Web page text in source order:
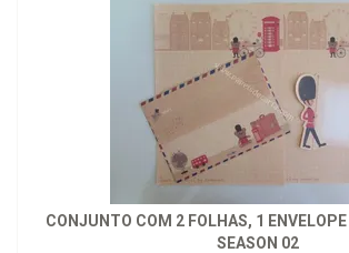
CONJUNTO COM 2 FOLHAS, 1
SEASON 02